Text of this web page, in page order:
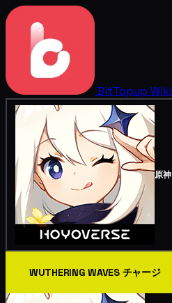
BitTopup Wiki
原神
WUTHERING WAVES チャージ